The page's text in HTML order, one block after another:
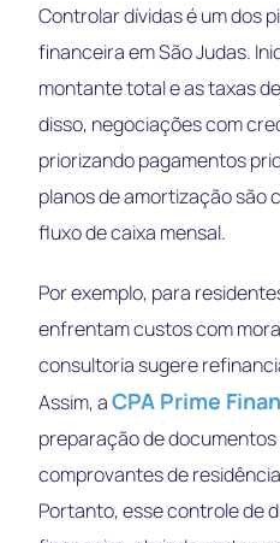
Controlar dívidas é um dos
financeira em São Judas.
montante total e as taxas
disso, negociações com
priorizando pagamentos
planos de amortização são
fluxo de caixa mensal.
Por exemplo, para
enfrentam custos com
consultoria sugere
Assim, aCPA Prime
preparação de
comprovantes de
Portanto, esse controle de